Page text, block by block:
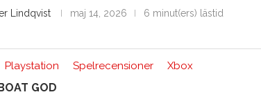
Lindqvist maj 14, 2026 6 minut(ers) lästid
Playstation Spelrecensioner Xbox
GOD